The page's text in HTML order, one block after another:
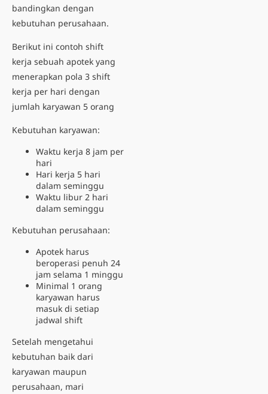
bandingkan dengan
kebutuhan perusahaan.
Berikut ini contoh shift
kerja sebuah apotek yang
menerapkan pola 3 shift
kerja per hari dengan
jumlah karyawan 5 orang
Kebutuhan karyawan:
Waktu kerja 8 jam per
hari
Hari kerja 5 hari
dalam seminggu
Waktu libur 2 hari
dalam seminggu
Kebutuhan perusahaan:
Apotek harus
beroperasi penuh 24
jam selama 1 minggu
Minimal 1 orang
karyawan harus
masuk di setiap
jadwal shift
Setelah mengetahui
kebutuhan baik dari
karyawan maupun
perusahaan, mari